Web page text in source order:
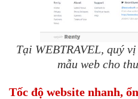
Tại WEBTRAVEL, quý
mẫu web cho
Tốc độ website nhanh,